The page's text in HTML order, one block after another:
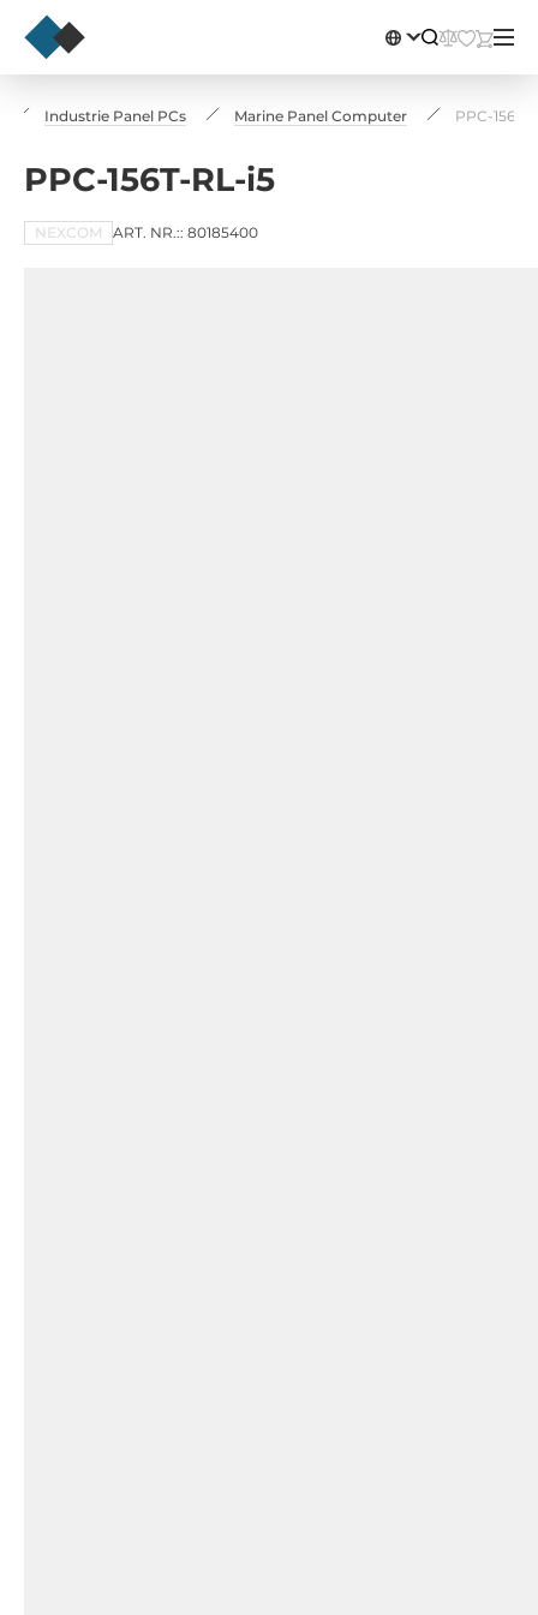
Industrie Panel PCs Marine Panel Computer PPC-156T-
PPC-156T-RL-i5
NEXCOM ART. NR.:: 80185400